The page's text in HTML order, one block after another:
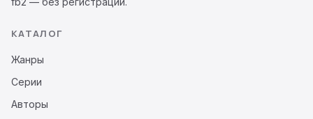
КАТАЛОГ
Жанры
Серии
Авторы